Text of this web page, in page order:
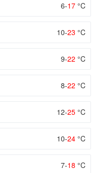
6-17 °C
10-23 °C
9-22 °C
8-22 °C
12-25 °C
10-24 °C
7-18 °C